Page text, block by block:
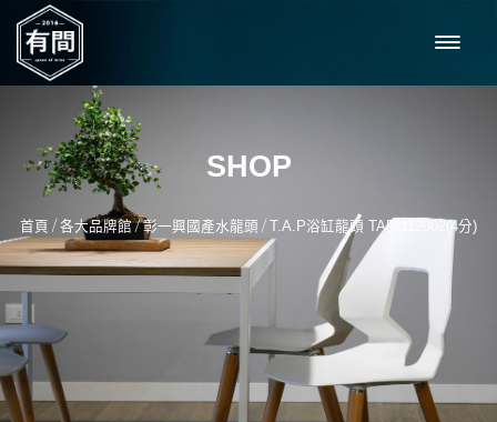
SHOP
首頁 / 各大品牌館/彰一興國產水龍頭 / T.A.P浴缸龍頭 TAP-112002(4分)